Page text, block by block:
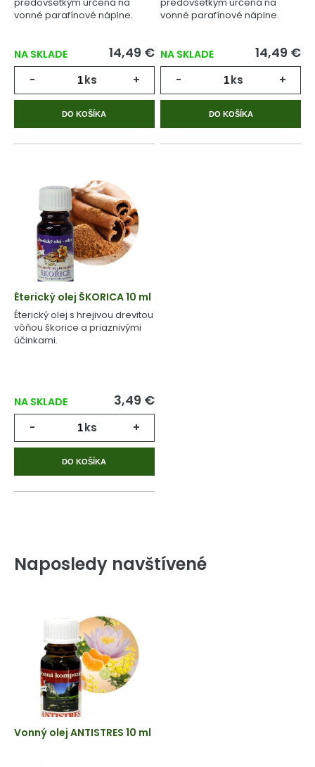
vonné parafínové náplne.
NA SKLADE 14,49 €
- ks +
DO KOŠÍKA
vonné parafínové náplne.
NA SKLADE 14,49 €
- ks +
DO KOŠÍKA
Éterický olej ŠKORICA 10 ml
Éterický olej s hrejivou drevitou
vôňou škorice a priaznivými
účinkami.
NA SKLADE 3,49 €
- ks +
DO KOŠÍKA
Naposledy navštívené
Vonný olej ANTISTRES 10 ml